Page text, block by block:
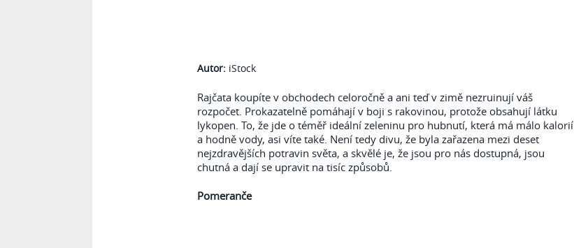
Autor: iStock
Rajčata koupíte v obchodech celoročně a ani teď v zimě nezruinují váš
rozpočet. Prokazatelně pomáhají v boji s rakovinou, protože obsahují látku
lykopen. To, že jde o téměř ideální zeleninu pro hubnutí, která má málo kalorií
a hodně vody, asi víte také. Není tedy divu, že byla zařazena mezi deset
nejzdravějších potravin světa, a skvělé je, že jsou pro nás dostupná, jsou
chutná a dají se upravit na tisíc způsobů.
Pomeranče